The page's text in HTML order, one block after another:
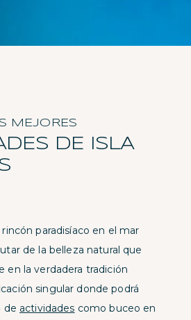
MEJORES
DE ISLA
paradisíaco en el mar
de la belleza natural que
en la verdadera tradición
singular donde podrá
de actividades como buceo en